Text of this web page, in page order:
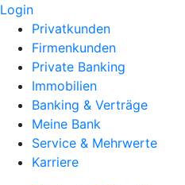
Login
Privatkunden
Firmenkunden
Private Banking
Immobilien
Banking & Verträge
Meine Bank
Service & Mehrwerte
Karriere